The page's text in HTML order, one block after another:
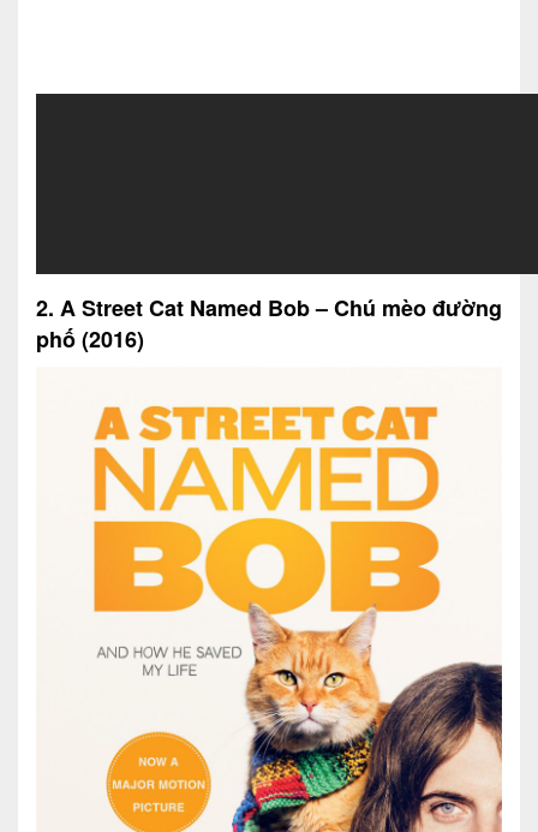
2. A Street Cat Named Bob – Chú mèo đường
phố (2016)